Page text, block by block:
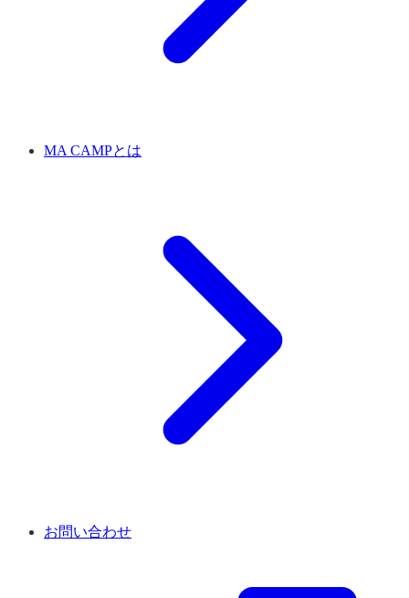
MA CAMPとは
お問い合わせ